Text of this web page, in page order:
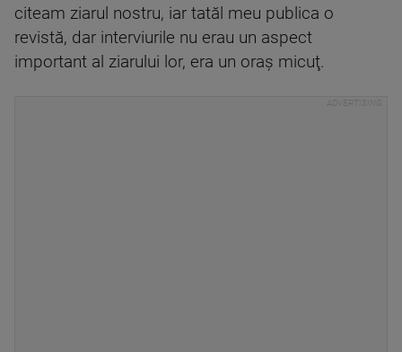
citeam ziarul nostru, iar tatăl meu publica o
revistă, dar interviurile nu erau un aspect
important al ziarului lor, era un oraş micuţ.